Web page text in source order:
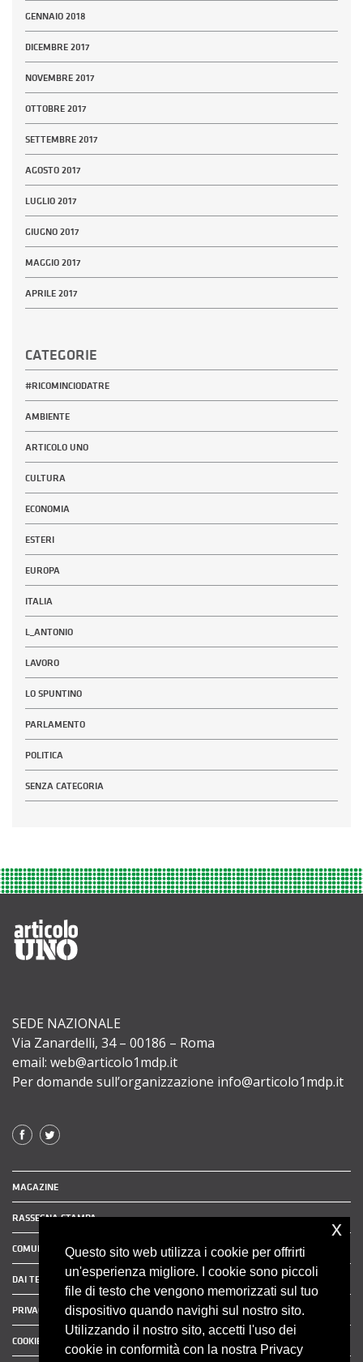
GENNAIO 2018
DICEMBRE 2017
NOVEMBRE 2017
OTTOBRE 2017
SETTEMBRE 2017
AGOSTO 2017
LUGLIO 2017
GIUGNO 2017
MAGGIO 2017
APRILE 2017
CATEGORIE
#RICOMINCIODATRE
AMBIENTE
ARTICOLO UNO
CULTURA
ECONOMIA
ESTERI
EUROPA
ITALIA
L_ANTONIO
LAVORO
LO SPUNTINO
PARLAMENTO
POLITICA
SENZA CATEGORIA
SEDE NAZIONALE
Via Zanardelli, 34 – 00186 – Roma
email: web@articolo1mdp.it
Per domande sull’organizzazione info@articolo1mdp.it
MAGAZINE
RASSEGNA STAMPA
COMUNICATI STAMPA
DAI TERRITORI
PRIVACY POLICY
COOKIE POLICY
Questo sito web utilizza i cookie per offrirti
un'esperienza migliore. I cookie sono piccoli
file di testo che vengono memorizzati sul tuo
dispositivo quando navighi sul nostro sito.
Utilizzando il nostro sito, accetti l'uso dei
cookie in conformità con la nostra Privacy
x